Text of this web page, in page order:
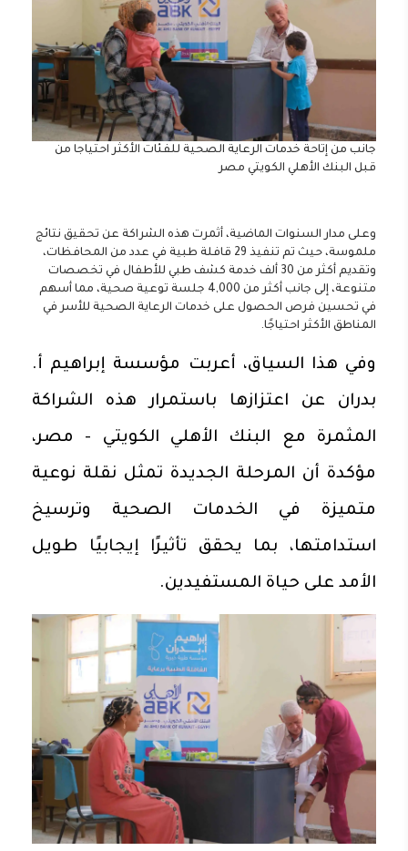
جانب من إتاحة خدمات الرعاية الصحية للفئات الأكثر احتياجا من
قبل البنك الأهلي الكويتي مصر
وعلى مدار السنوات الماضية، أثمرت هذه الشراكة عن تحقيق نتائج
ملموسة، حيث تم تنفيذ 29 قافلة طبية في عدد من المحافظات،
وتقديم أكثر من 30 ألف خدمة كشف طبي للأطفال في تخصصات
متنوعة، إلى جانب أكثر من 4,000 جلسة توعية صحية، مما أسهم
في تحسين فرص الحصول على خدمات الرعاية الصحية للأسر في
المناطق الأكثر احتياجًا.
وفي هذا السياق، أعربت مؤسسة إبراهيم أ.
بدران عن اعتزازها باستمرار هذه الشراكة
المثمرة مع البنك الأهلي الكويتي - مصر،
مؤكدة أن المرحلة الجديدة تمثل نقلة نوعية
متميزة في الخدمات الصحية وترسيخ
استدامتها، بما يحقق تأثيرًا إيجابيًا طويل
الأمد على حياة المستفيدين.